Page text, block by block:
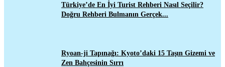
Türkiye’de En İyi Turist Rehberi Nasıl Seçilir?
Doğru Rehberi Bulmanın Gerçek...
Ryoan-ji Tapınağı: Kyoto’daki 15 Taşın Gizemi ve
Zen Bahçesinin Sırrı